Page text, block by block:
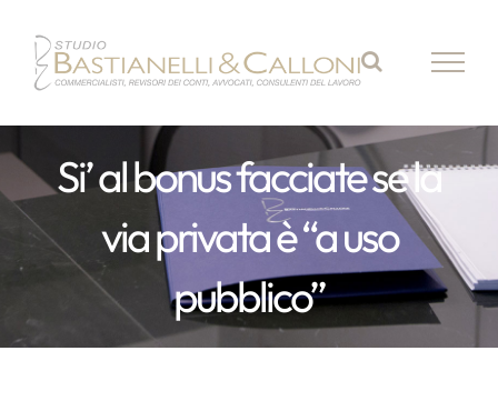
contenuto
Si’ al bonus facciate se la
via privata è “a uso
pubblico”